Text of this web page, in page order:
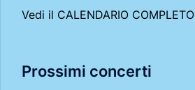
Vedi il CALENDARIO COMPLETO
Prossimi concerti